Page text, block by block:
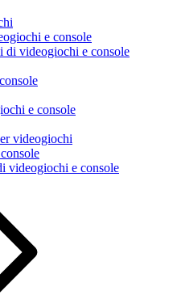
e console
di videogiochi e console
e console
videogiochi
videogiochi e console